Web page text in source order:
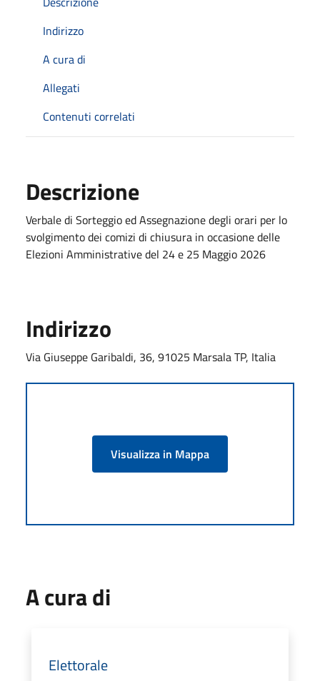
Indirizzo
A cura di
Allegati
Contenuti correlati
Descrizione
Verbale di Sorteggio ed Assegnazione degli orari per lo
svolgimento dei comizi di chiusura in occasione delle
Elezioni Amministrative del 24 e 25 Maggio 2026
Indirizzo
Via Giuseppe Garibaldi, 36, 91025 Marsala TP, Italia
Visualizza in Mappa
A cura di
Elettorale